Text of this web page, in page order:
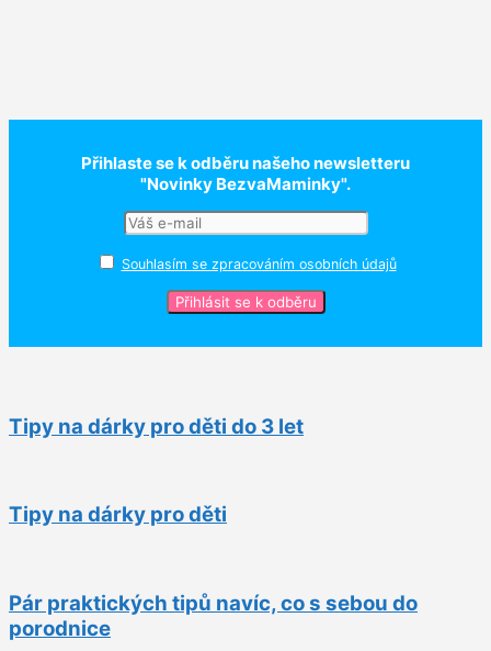
Přihlaste se k odběru našeho newsletteru
"Novinky BezvaMaminky".
Souhlasím se zpracováním osobních údajů
Tipy na dárky pro děti do 3 let
Tipy na dárky pro děti
Pár praktických tipů navíc, co s sebou do
porodnice